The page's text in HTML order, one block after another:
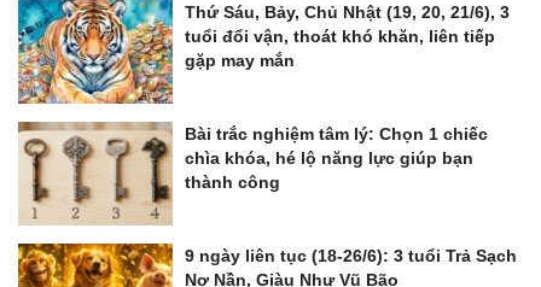
Thứ Sáu, Bảy, Chủ Nhật (19, 20, 21/6), 3
tuổi đổi vận, thoát khó khăn, liên tiếp
gặp may mắn
Bài trắc nghiệm tâm lý: Chọn 1 chiếc
chìa khóa, hé lộ năng lực giúp bạn
thành công
9 ngày liên tục (18-26/6): 3 tuổi Trả Sạch
Nợ Nần, Giàu Như Vũ Bão